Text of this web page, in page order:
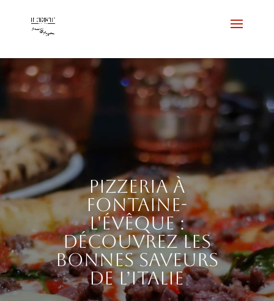
Pizzeria à
Fontaine-
l'Évêque :
découvrez les
bonnes saveurs
de l’Italie